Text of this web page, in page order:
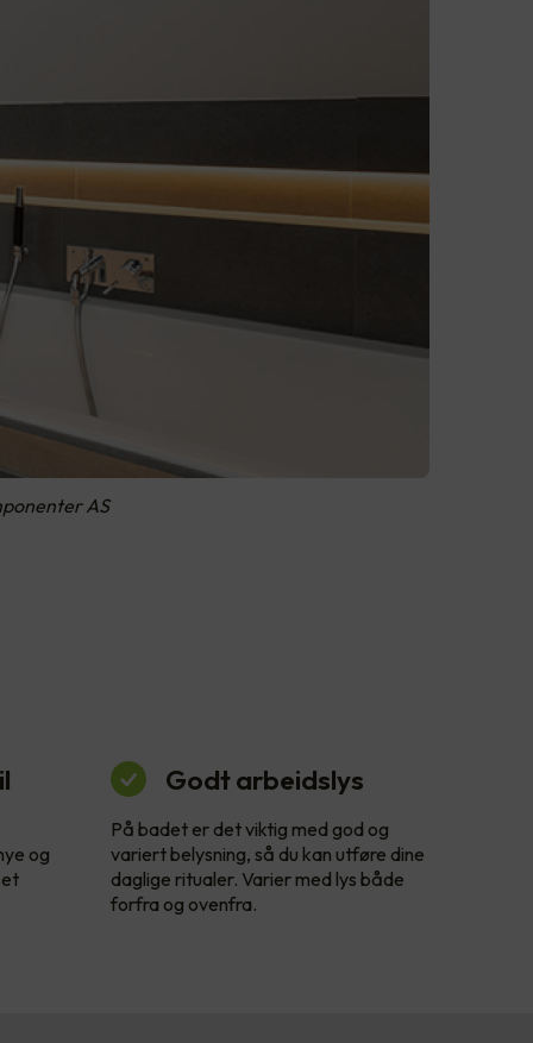
AS
og
Godt arbeidslys
På badet er det viktig med god og
variert belysning, så du kan utføre dine
daglige ritualer. Varier med lys både
forfra og ovenfra.